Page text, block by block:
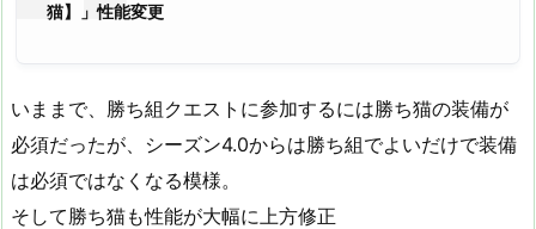
猫】」性能変更
いままで、勝ち組クエストに参加するには勝ち猫の装備が
必須だったが、シーズン4.0からは勝ち組でよいだけで装備
は必須ではなくなる模様。
そして勝ち猫も性能が大幅に上方修正